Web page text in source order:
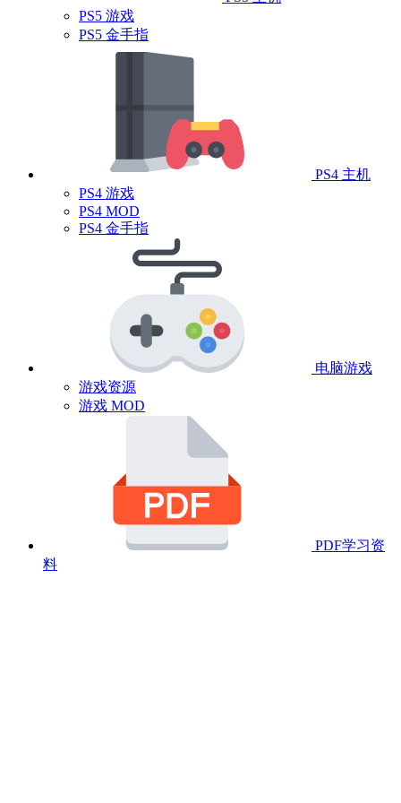
PS5 游戏
PS5 金手指
PS4 主机
PS4 游戏
PS4 MOD
PS4 金手指
电脑游戏
游戏资源
游戏 MOD
PDF学习资
料